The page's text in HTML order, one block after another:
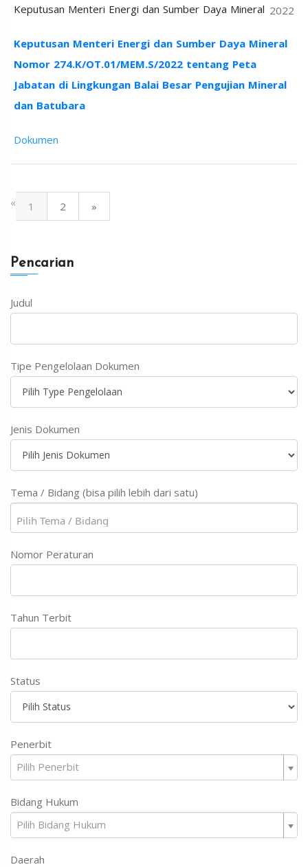
Keputusan Menteri Energi dan Sumber Daya Mineral 2022
Keputusan Menteri Energi dan Sumber Daya Mineral
Nomor 274.K/OT.01/MEM.S/2022 tentang Peta
Jabatan di Lingkungan Balai Besar Pengujian Mineral
dan Batubara
Dokumen
« 1 2 »
Pencarian
Judul
Tipe Pengelolaan Dokumen
Jenis Dokumen
Tema / Bidang (bisa pilih lebih dari satu)
Nomor Peraturan
Tahun Terbit
Status
Penerbit
Pilih Penerbit
Bidang Hukum
Pilih Bidang Hukum
Daerah